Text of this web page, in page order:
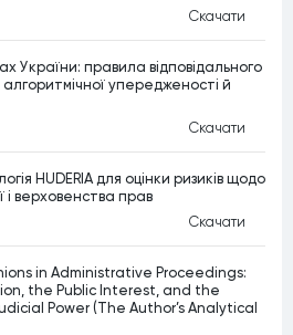
Скачати
України: правила відповідального
упередженості й
Скачати
HUDERIA для оцінки ризиків щодо
верховенства прав
Скачати
in Administrative Proceedings:
the Public Interest, and the
Power (The Author’s Analytical